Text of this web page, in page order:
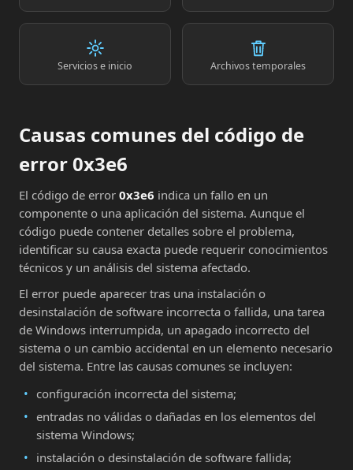
Servicios e inicio Archivos temporales
Causas comunes del código de
error 0x3e6
El código de error 0x3e6 indica un fallo en un
componente o una aplicación del sistema. Aunque el
código puede contener detalles sobre el problema,
identificar su causa exacta puede requerir conocimientos
técnicos y un análisis del sistema afectado.
El error puede aparecer tras una instalación o
desinstalación de software incorrecta o fallida, una tarea
de Windows interrumpida, un apagado incorrecto del
sistema o un cambio accidental en un elemento necesario
del sistema. Entre las causas comunes se incluyen:
configuración incorrecta del sistema;
entradas no válidas o dañadas en los elementos del
sistema Windows;
instalación o desinstalación de software fallida;